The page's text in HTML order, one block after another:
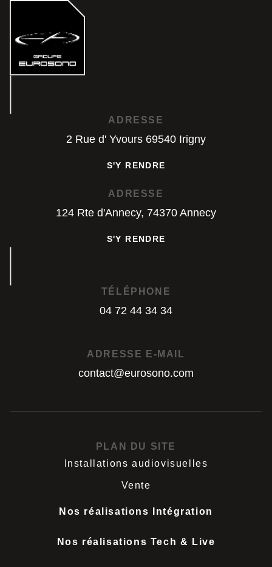
ADRESSE
2 Rue d' Yvours 69540 Irigny
S'Y RENDRE
ADRESSE
124 Rte d'Annecy, 74370 Annecy
S'Y RENDRE
TÉLÉPHONE
04 72 44 34 34
ADRESSE E-MAIL
contact@eurosono.com
PLAN DU SITE
Installations audiovisuelles
Vente
Nos réalisations Intégration
Nos réalisations Tech & Live